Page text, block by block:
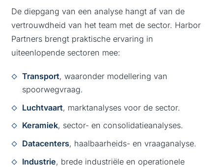
De diepgang van een analyse hangt af van de
vertrouwdheid van het team met de sector. Harbor
Partners brengt praktische ervaring in
uiteenlopende sectoren mee:
Transport, waaronder modellering van
spoorwegvraag.
Luchtvaart, marktanalyses voor de sector.
Keramiek, sector- en consolidatieanalyses.
Datacenters, haalbaarheids- en vraaganalyse.
Industrie, brede industriële en operationele